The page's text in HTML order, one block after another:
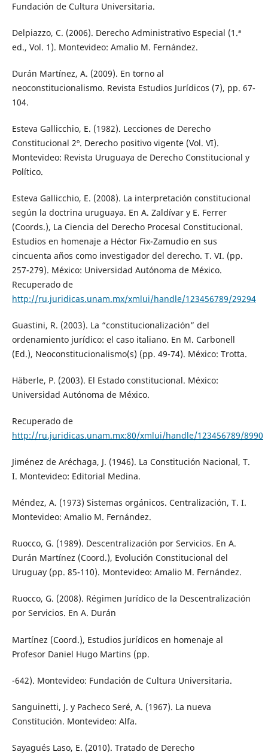
Fundación de Cultura Universitaria.
Delpiazzo, C. (2006). Derecho Administrativo Especial (1.ª
ed., Vol. 1). Montevideo: Amalio M. Fernández.
Durán Martínez, A. (2009). En torno al
neoconstitucionalismo. Revista Estudios Jurídicos (7), pp. 67-
104.
Esteva Gallicchio, E. (1982). Lecciones de Derecho
Constitucional 2º. Derecho positivo vigente (Vol. VI).
Montevideo: Revista Uruguaya de Derecho Constitucional y
Político.
Esteva Gallicchio, E. (2008). La interpretación constitucional
según la doctrina uruguaya. En A. Zaldívar y E. Ferrer
(Coords.), La Ciencia del Derecho Procesal Constitucional.
Estudios en homenaje a Héctor Fix-Zamudio en sus
cincuenta años como investigador del derecho. T. VI. (pp.
257-279). México: Universidad Autónoma de México.
Recuperado de
http://ru.juridicas.unam.mx/xmlui/handle/123456789/29294
Guastini, R. (2003). La “constitucionalización” del
ordenamiento jurídico: el caso italiano. En M. Carbonell
(Ed.), Neoconstitucionalismo(s) (pp. 49-74). México: Trotta.
Häberle, P. (2003). El Estado constitucional. México:
Universidad Autónoma de México.
Recuperado de
http://ru.juridicas.unam.mx:80/xmlui/handle/123456789/8990
Jiménez de Aréchaga, J. (1946). La Constitución Nacional, T.
I. Montevideo: Editorial Medina.
Méndez, A. (1973) Sistemas orgánicos. Centralización, T. I.
Montevideo: Amalio M. Fernández.
Ruocco, G. (1989). Descentralización por Servicios. En A.
Durán Martínez (Coord.), Evolución Constitucional del
Uruguay (pp. 85-110). Montevideo: Amalio M. Fernández.
Ruocco, G. (2008). Régimen Jurídico de la Descentralización
por Servicios. En A. Durán
Martínez (Coord.), Estudios jurídicos en homenaje al
Profesor Daniel Hugo Martins (pp.
-642). Montevideo: Fundación de Cultura Universitaria.
Sanguinetti, J. y Pacheco Seré, A. (1967). La nueva
Constitución. Montevideo: Alfa.
Sayagués Laso, E. (2010). Tratado de Derecho